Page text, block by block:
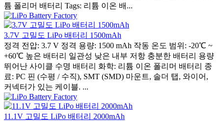
튬 폴리머 배터리 Tags: 리튬 이온 배...
3.7V 고밀도 LiPo 배터리 1500mAh
정격 전압: 3.7 V 정격 용량: 1500 mAh 작동 온도 범위: -20℃ ~
+60℃ 높은 배터리 일관성 낮은 내부 저항 충분한 배터리 용량
뛰어난 사이클 수명 배터리 화학: 리튬 이온 폴리머 배터리 종
료: PC 핀 (수평 / 수직), SMT (SMD) 마운트, 솔더 탭, 와이어,
커넥터가 있는 케이블. ...
11.1V 고밀도 LiPo 배터리 2000mAh